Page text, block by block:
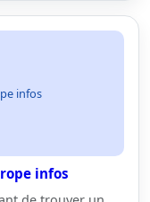
infos
infos